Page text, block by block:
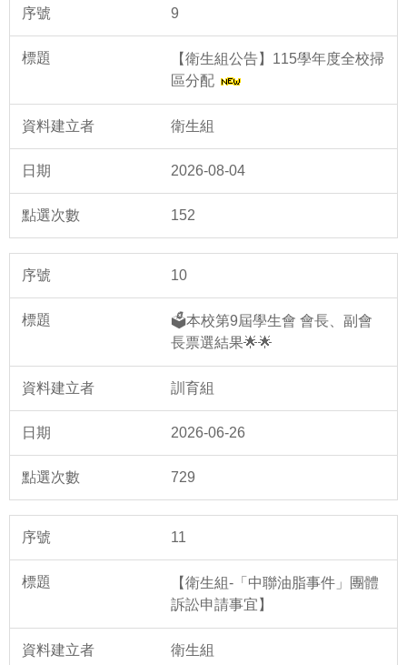
9
【衛生組公告】115學年度全校掃
區分配
衛生組
2026-08-04
152
10
🗳️本校第9屆學生會 會長、副會
長票選結果🌟🌟
訓育組
2026-06-26
729
11
【衛生組-「中聯油脂事件」團體
訴訟申請事宜】
衛生組